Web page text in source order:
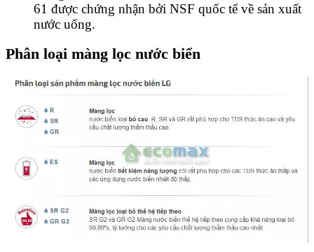
61 được chứng nhận bởi NSF quốc tế về sản xuất
nước uống.
Phân loại màng lọc nước biển